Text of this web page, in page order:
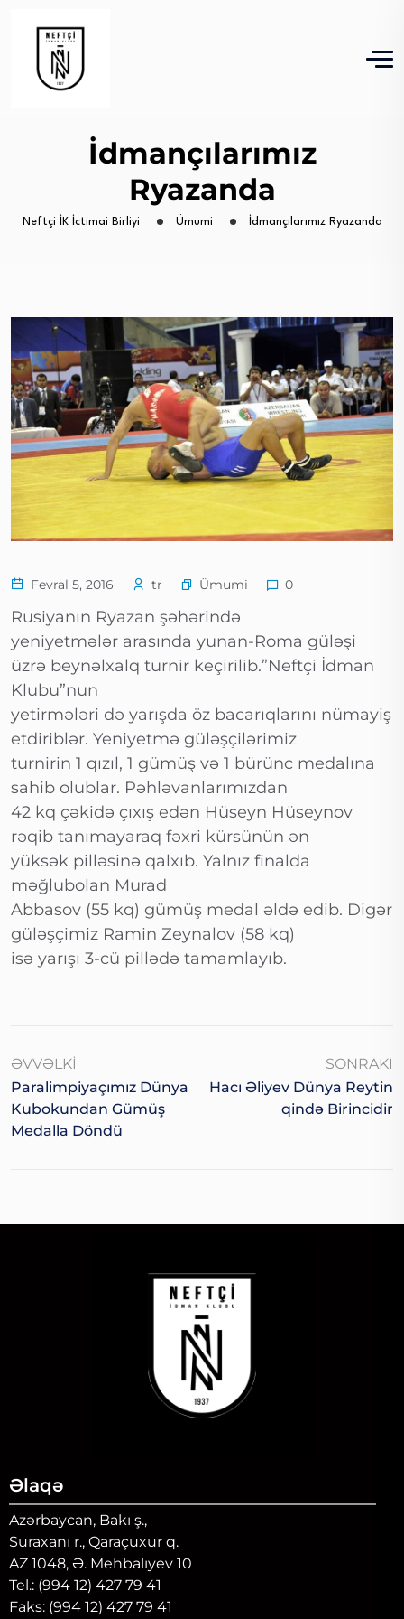
İdmançılarımız
Ryazanda
Neftçi İK İctimai Birliyi Ümumi İdmançılarımız Ryazanda
Fevral 5, 2016 tr Ümumi 0
Rusiyanın Ryazan şəhərində
yeniyetmələr arasında yunan-Roma güləşi
üzrə beynəlxalq turnir keçirilib.”Neftçi İdman
Klubu”nun
yetirmələri də yarışda öz bacarıqlarını nümayiş
etdiriblər. Yeniyetmə güləşçilərimiz
turnirin 1 qızıl, 1 gümüş və 1 bürünc medalına
sahib olublar. Pəhləvanlarımızdan
42 kq çəkidə çıxış edən Hüseyn Hüseynov
rəqib tanımayaraq fəxri kürsünün ən
yüksək pilləsinə qalxıb. Yalnız finalda
məğlubolan Murad
Abbasov (55 kq) gümüş medal əldə edib. Digər
güləşçimiz Ramin Zeynalov (58 kq)
isə yarışı 3-cü pillədə tamamlayıb.
ƏVVƏLKI
Paralimpiyaçımız Dünya
Kubokundan Gümüş
Medalla Döndü
SONRAKI
Hacı Əliyev Dünya Reytin
Qində Birincidir
Əlaqə
Azərbaycan, Bakı ş.,
Suraxanı r., Qaraçuxur q.
AZ 1048, Ə. Mehbalıyev 10
Tel.: (994 12) 427 79 41
Faks: (994 12) 427 79 41